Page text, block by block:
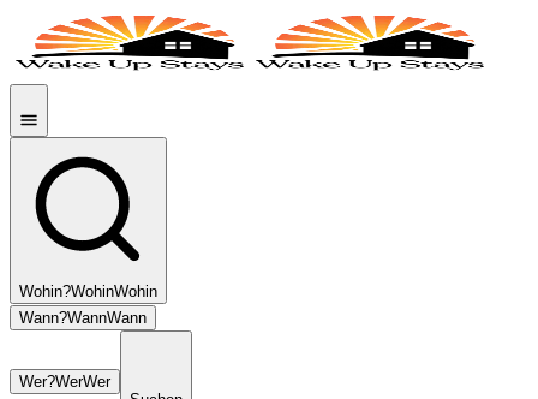
Wohin?WohinWohin
Wann?WannWann
Wer?WerWer